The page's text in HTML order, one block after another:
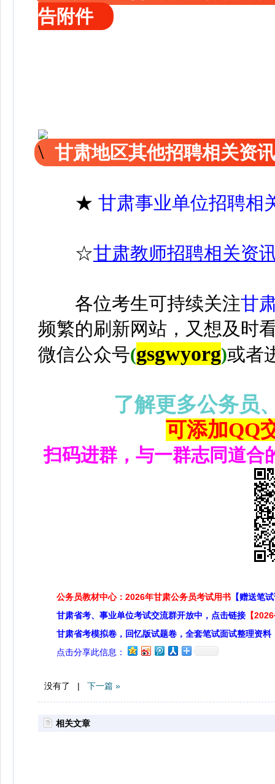
告附件
甘肃地区其他招聘相关资
★ 甘肃事业单位招聘相
☆甘肃教师招聘相关资
各位考生可持续关注甘
频繁的刷新网站，又想及时
微信公众号(gsgwyorg)或者
了解更多公务员
可添加QQ
扫码进群，与一群志同道合
公务员教材中心：2026年甘肃公务员考试用书 【赠送笔
甘肃省考、事业单位考试交流群开放中，点击链接 【
甘肃省考模拟卷，回忆版试题卷，全套笔试面试整理资料
点击分享此信息：
没有了 | 下一篇 »
相关文章